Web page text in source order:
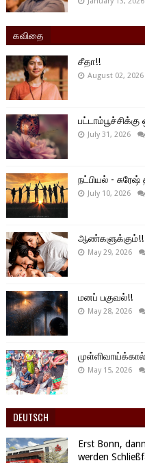
கவிதை
சீதா!!
August 02, 2026
July 31, 2026
நட்பியல் - சுரேஷ்
July 10, 2026
ஆண்களுக்கும்!!
May 29, 2026
மனப் பகுவல்!!
May 28, 2026
May 15, 2026
DEUTSCH
Erst Bonn,
werden